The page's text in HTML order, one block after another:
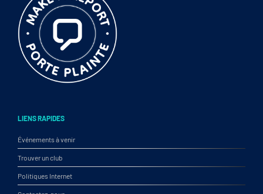
LIENS RAPIDES
Événements à venir
Trouver un club
Politiques Internet